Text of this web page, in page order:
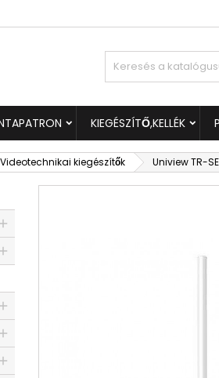
KIEGÉSZÍTŐ,KELLÉK
Videotechnikai kiegészítők Uniview TR-
Kívánságlistáim
Új lista létrehozása
Kívánságlista
Bejelentkezés
Be kell jelentkezned a